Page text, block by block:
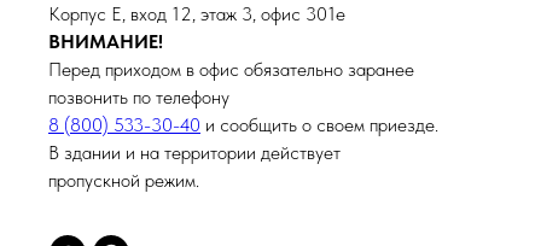
Корпус Е, вход 12, этаж 3, офис 301е
ВНИМАНИЕ!
Перед приходом в офис обязательно заранее
позвонить по телефону
8 (800) 533-30-40 и сообщить о своем приезде.
В здании и на территории действует
пропускной режим.